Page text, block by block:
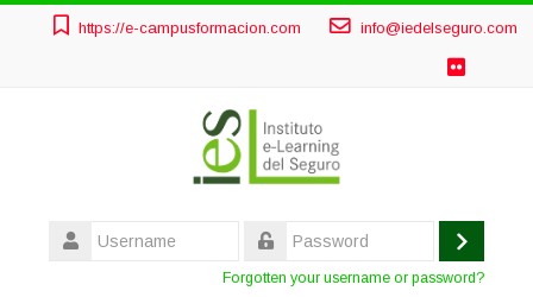
https://e-campusformacion.com info@iedelseguro.com
Username
Log
Forgotten your username or password?